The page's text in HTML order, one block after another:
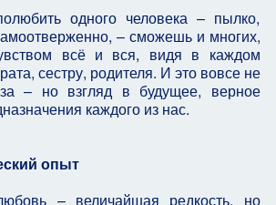
одного человека – пылко,
– сможешь и многих,
всё и вся, видя в каждом
сестру, родителя. И это вовсе не
– но взгляд в будущее, верное
каждого из нас.
опыт
– величайшая редкость, но